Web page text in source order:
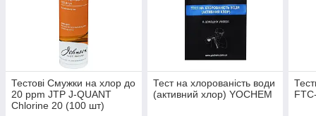
Тестові Смужки на хлор до
20 ppm JTP J-QUANT
Chlorine 20 (100 шт)
Тест на хлорованість води
(активний хлор) YOCHEM